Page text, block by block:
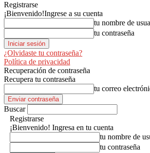
Registrarse
¡Bienvenido!Ingrese a su cuenta
tu nombre de
tu contraseña
¿Olvidaste tu contraseña?
Política de privacidad
Recuperación de contraseña
Recupera tu contraseña
tu correo
Buscar
Registrarse
¡Bienvenido! Ingresa en tu cuenta
tu nombre de
tu contraseña